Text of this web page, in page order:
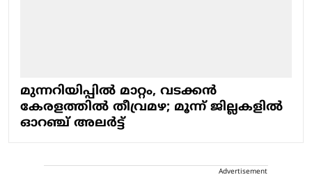
മുന്നറിയിപ്പില്‍ മാറ്റം, വടക്കന്‍
കേരളത്തില്‍ തീവ്രമഴ; മൂന്ന് ജില്ലകളില്‍
ഓറഞ്ച് അലര്‍ട്ട്
Advertisement